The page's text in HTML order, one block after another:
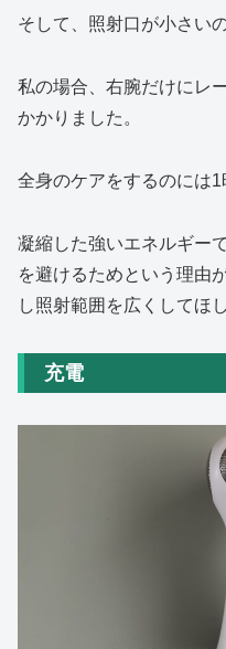
そして、照射口が小さい
私の場合、右腕だけにレ
かかりました。
全身のケアをするのには1
凝縮した強いエネルギー
を避けるためという理由
し照射範囲を広くしてほ
充電